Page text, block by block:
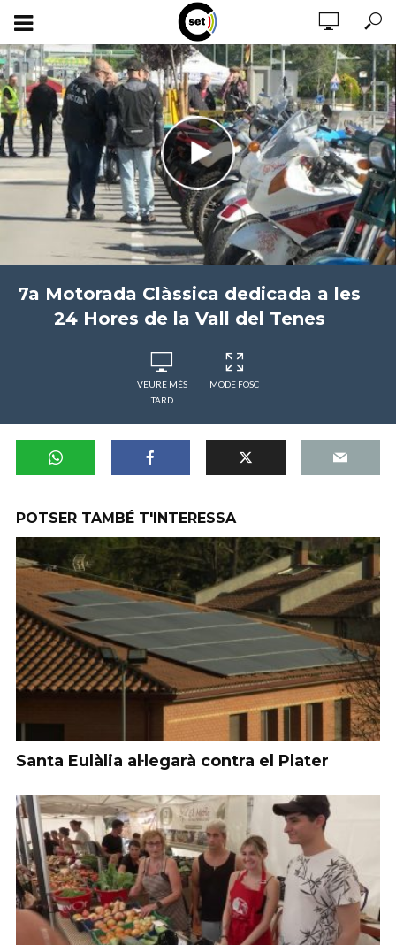
7a Motorada Clàssica dedicada a les
24 Hores de la Vall del Tenes
VEURE MÉS
TARD
MODE FOSC
POTSER TAMBÉ T'INTERESSA
Santa Eulàlia al·legarà contra el Plater